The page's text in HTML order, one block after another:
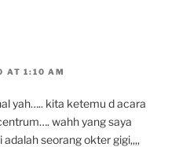
AT 1:10 AM
yah….. kita ketemu d acara
wahh yang saya
seorang okter gigi,,,,